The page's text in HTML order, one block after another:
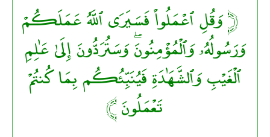
﴿ وَقُلِ ٱعۡمَلُواْ فَسَيَرَى ٱللَّهُ عَمَلَكُمۡ
وَرَسُولُهُۥ وَٱلۡمُؤۡمِنُونَۖ وَسَتُرَدُّونَ إِلَىٰ عَٰلِمِ
ٱلۡغَيۡبِ وَٱلشَّهَٰدَةِ فَيُنَبِّئُكُم بِمَا كُنتُمۡ
تَعۡمَلُونَ ﴾